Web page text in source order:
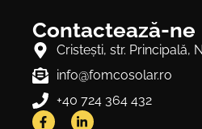
Contactează-ne
Cristeşti, str. Principală,
info@fomcosolar.ro
+40 724 364 432